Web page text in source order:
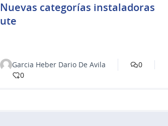
Nuevas categorías instaladoras
ute
Garcia Heber Dario De Avila
0
0